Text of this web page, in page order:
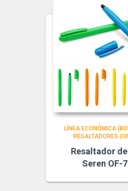
LÍNEA ECONÓMICA
RESALTADORES
Resaltador
Seren OF-